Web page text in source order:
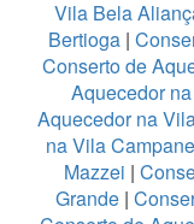
Vila Bela
Bertioga |
Conserto de
Aquecedor
Aquecedor na
na Vila
Mazzei |
Grande |